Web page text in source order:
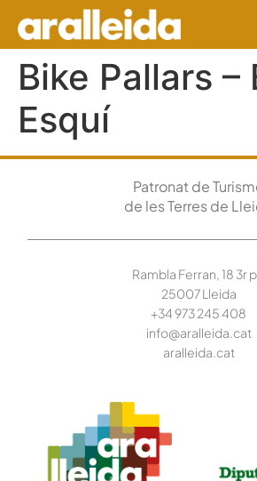
Bike Pallars –
Esquí
Patronat de
de les Terres de
Rambla Ferran, 18 3r
25007 Lleida
+34 973 245408
info@aralleida.cat
aralleida.cat